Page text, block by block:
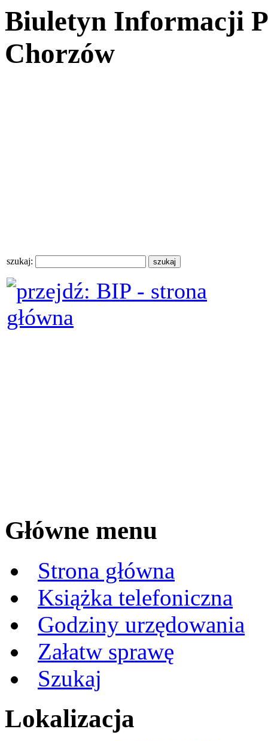
Biuletyn Informacji
Chorzów
szukaj:
Główne menu
Strona główna
Książka telefoniczna
Godziny urzędowania
Załatw sprawę
Szukaj
Lokalizacja